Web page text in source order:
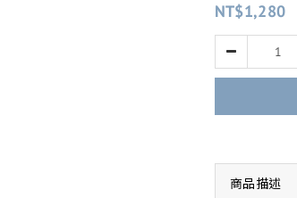
NT$1,280
商品描述